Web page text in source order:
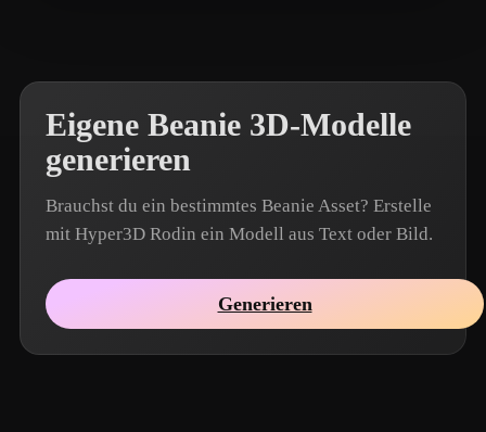
Eigene Beanie 3D-Modelle
generieren
Brauchst du ein bestimmtes Beanie Asset? Erstelle
mit Hyper3D Rodin ein Modell aus Text oder Bild.
Generieren